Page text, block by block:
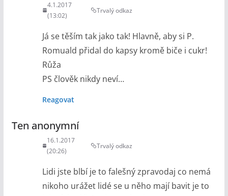
4.1.2017
(13:02)
Trvalý odkaz
Já se těším tak jako tak! Hlavně, aby si P.
Romuald přidal do kapsy kromě biče i cukr!
Růža
PS člověk nikdy neví…
Reagovat
Ten anonymní
16.1.2017
(20:26)
Trvalý odkaz
Lidi jste blbí je to falešný zpravodaj co nemá
nikoho urážet lidé se u něho mají bavit je to